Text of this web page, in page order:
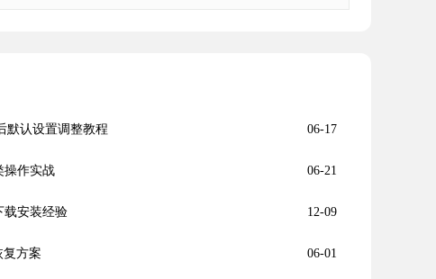
默认设置调整教程 06-17
操作实战 06-21
载安装经验 12-09
复方案 06-01